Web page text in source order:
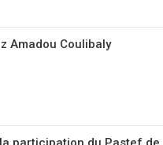
Amadou Coulibaly